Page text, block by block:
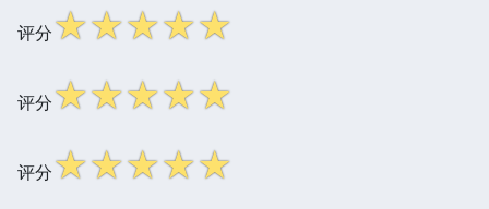
评分☆☆☆☆☆
评分☆☆☆☆☆
评分☆☆☆☆☆